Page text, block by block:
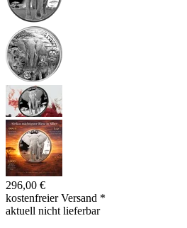
296,00 €
kostenfreier Versand *
aktuell nicht lieferbar